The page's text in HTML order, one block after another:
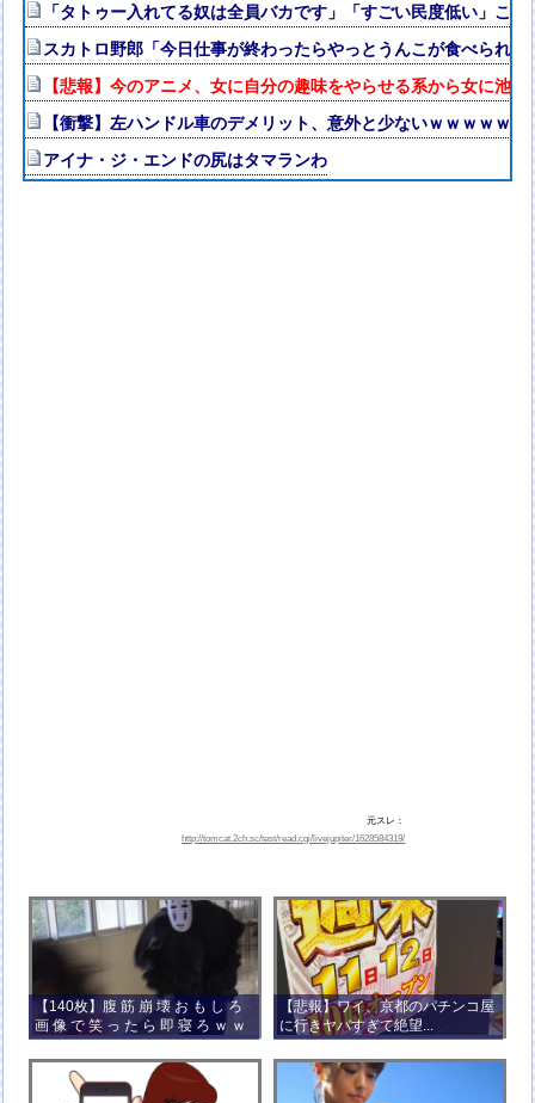
「タトゥー入れてる奴は全員バカです」「すごい民度低い」こ
スカトロ野郎「今日仕事が終わったらやっとうんこが食べられ
【悲報】今のアニメ、女に自分の趣味をやらせる系から女に池
【衝撃】左ハンドル車のデメリット、意外と少ないｗｗｗｗｗ
アイナ・ジ・エンドの尻はタマランわ
元スレ：
http://tomcat.2ch.sc/test/read.cgi/livejupiter/1628584319/
【140枚】腹 筋 崩 壊 お も し ろ
画 像 で 笑 っ た ら 即 寝 ろ ｗ ｗ
ｗ ｗ ｗ ｗ ｗ ｗ ｗ ｗ ｗ ｗ
【悲報】ワイ、京都のパチンコ屋
に行きヤバすぎて絶望...